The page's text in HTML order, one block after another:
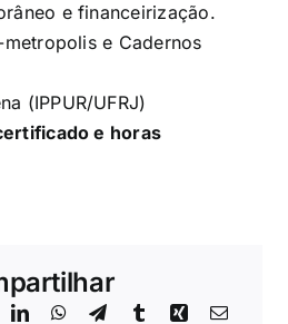
e financeirização.
e Cadernos
(IPPUR/UFRJ)
e horas